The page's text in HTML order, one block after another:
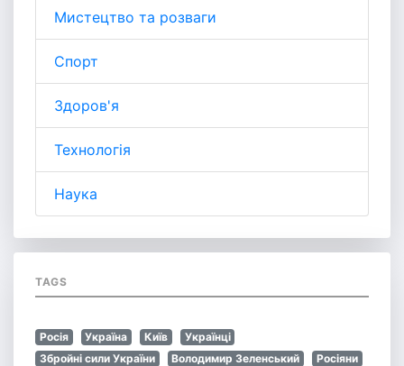
Мистецтво та розваги
Спорт
Здоров'я
Технологія
Наука
TAGS
Росія Україна Київ
Українці
Збройні сили України
Володимир Зеленський
Росіяни